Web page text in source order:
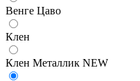
Венге Цаво
Клен
Клен Металлик NEW